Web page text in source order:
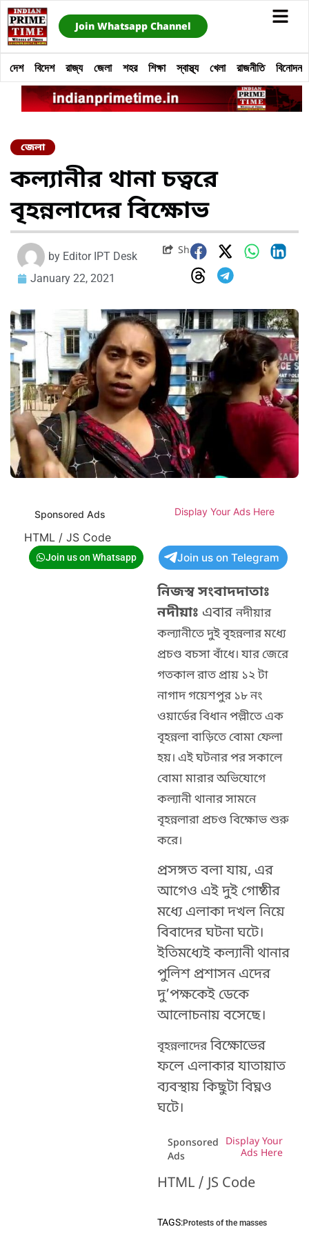
Join Whatsapp Channel
দেশ বিদেশ রাজ্য জেলা শহর শিক্ষা স্বাস্থ্য খেলা রাজনীতি বিনোদন
জেলা
কল্যানীর থানা চত্বরে
বৃহন্নলাদের বিক্ষোভ
by Editor IPT Desk
January 22, 2021
Share
Sponsored Ads Display Your Ads Here
HTML / JS Code
Join us on Whatsapp Join us on Telegram
নিজস্ব সংবাদদাতাঃ
নদীয়াঃ এবার নদীয়ার
কল্যানীতে দুই বৃহন্নলার মধ্যে
প্রচণ্ড বচসা বাঁধে। যার জেরে
গতকাল রাত প্রায় ১২ টা
নাগাদ গয়েশপুর ১৮ নং
ওয়ার্ডের বিধান পল্লীতে এক
বৃহন্নলা বাড়িতে বোমা ফেলা
হয়। এই ঘটনার পর সকালে
বোমা মারার অভিযোগে
কল্যানী থানার সামনে
বৃহন্নলারা প্রচণ্ড বিক্ষোভ শুরু
করে।
প্রসঙ্গত বলা যায়, এর
আগেও এই দুই গোষ্ঠীর
মধ্যে এলাকা দখল নিয়ে
বিবাদের ঘটনা ঘটে।
ইতিমধ্যেই কল্যানী থানার
পুলিশ প্রশাসন এদের
দু’পক্ষকেই ডেকে
আলোচনায় বসেছে।
বৃহন্নলাদেরবিক্ষোভের
ফলে এলাকার যাতায়াত
ব্যবস্থায় কিছুটা বিঘ্নও
ঘটে।
Sponsored
Ads
Display Your
Ads Here
HTML / JS Code
TAGS:Protests of the masses